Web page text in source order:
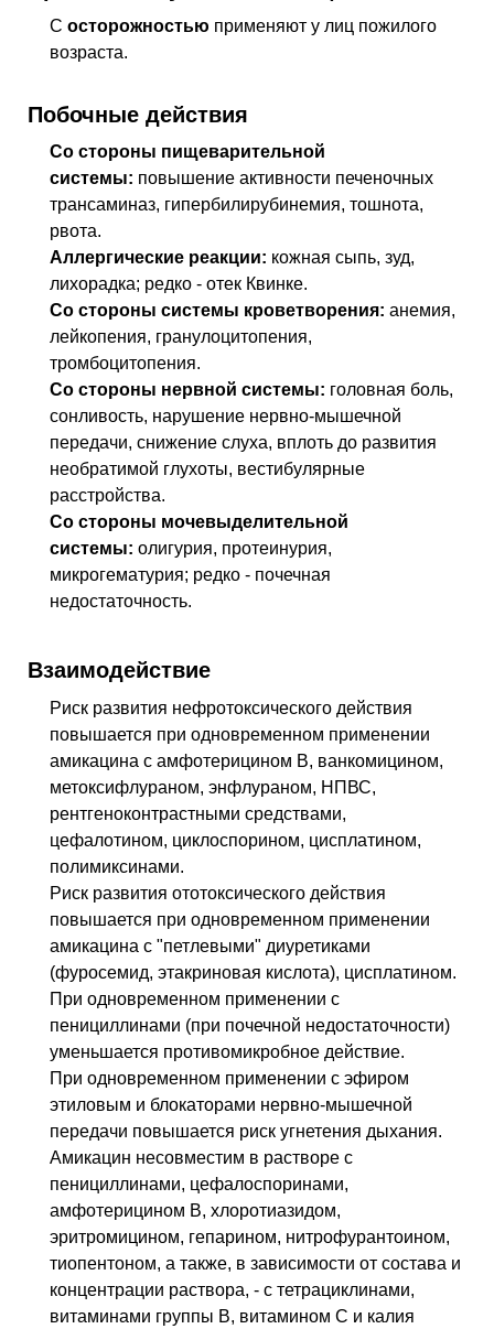
С осторожностью применяют у лиц пожилого
возраста.
Побочные действия
Со стороны пищеварительной
системы: повышение активности печеночных
трансаминаз, гипербилирубинемия, тошнота,
рвота.
Аллергические реакции: кожная сыпь, зуд,
лихорадка; редко - отек Квинке.
Со стороны системы кроветворения: анемия,
лейкопения, гранулоцитопения,
тромбоцитопения.
Со стороны нервной системы: головная боль,
сонливость, нарушение нервно-мышечной
передачи, снижение слуха, вплоть до развития
необратимой глухоты, вестибулярные
расстройства.
Со стороны мочевыделительной
системы: олигурия, протеинурия,
микрогематурия; редко - почечная
недостаточность.
Взаимодействие
Риск развития нефротоксического действия
повышается при одновременном применении
амикацина с амфотерицином B, ванкомицином,
метоксифлураном, энфлураном, НПВС,
рентгеноконтрастными средствами,
цефалотином, циклоспорином, цисплатином,
полимиксинами.
Риск развития ототоксического действия
повышается при одновременном применении
амикацина с "петлевыми" диуретиками
(фуросемид, этакриновая кислота), цисплатином.
При одновременном применении с
пенициллинами (при почечной недостаточности)
уменьшается противомикробное действие.
При одновременном применении с эфиром
этиловым и блокаторами нервно-мышечной
передачи повышается риск угнетения дыхания.
Амикацин несовместим в растворе с
пенициллинами, цефалоспоринами,
амфотерицином B, хлоротиазидом,
эритромицином, гепарином, нитрофурантоином,
тиопентоном, а также, в зависимости от состава и
концентрации раствора, - с тетрациклинами,
витаминами группы B, витамином C и калия